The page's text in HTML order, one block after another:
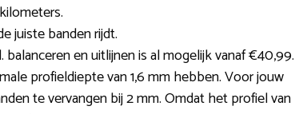
juiste banden rijdt.
en uitlijnen is al mogelijk vanaf €40,99.
profieldiepte van 1,6 mm hebben. Voor jouw
te vervangen bij 2 mm. Omdat het profiel van